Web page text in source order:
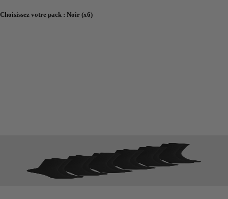
Choisissez votre pack : Noir (x6)